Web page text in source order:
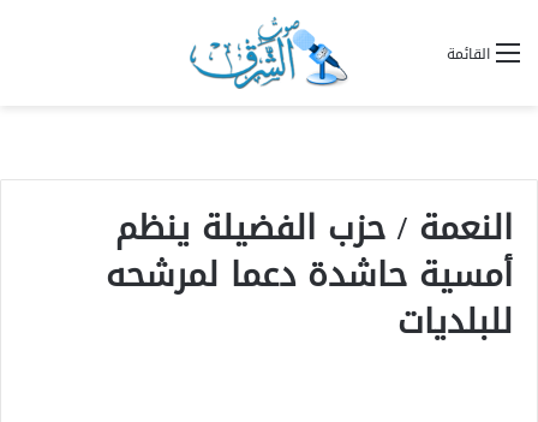
القائمة
النعمة / حزب الفضيلة ينظم
أمسية حاشدة دعما لمرشحه
للبلديات